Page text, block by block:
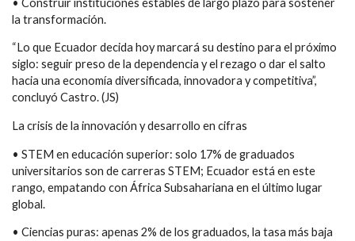
la transformación.
“Lo que Ecuador decida hoy marcará su destino para el próximo
siglo: seguir preso de la dependencia y el rezago o dar el salto
hacia una economía diversificada, innovadora y competitiva”,
concluyó Castro. (JS)
La crisis de la innovación y desarrollo en cifras
• STEM en educación superior: solo 17% de graduados
universitarios son de carreras STEM; Ecuador está en este
rango, empatando con África Subsahariana en el último lugar
global.
• Ciencias puras: apenas 2% de los graduados, la tasa más baja